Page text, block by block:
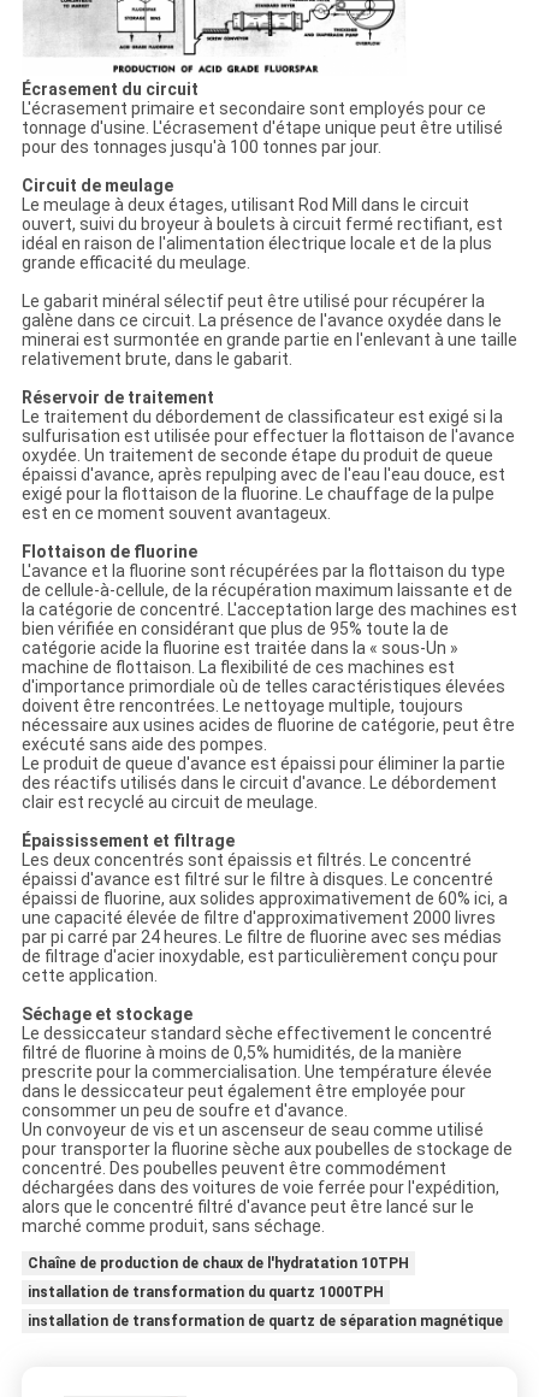
Écrasement du circuit
L'écrasement primaire et secondaire sont employés pour ce
tonnage d'usine. L'écrasement d'étape unique peut être utilisé
pour des tonnages jusqu'à 100 tonnes par jour.
Circuit de meulage
Le meulage à deux étages, utilisant Rod Mill dans le circuit
ouvert, suivi du broyeur à boulets à circuit fermé rectifiant, est
idéal en raison de l'alimentation électrique locale et de la plus
grande efficacité du meulage.
Le gabarit minéral sélectif peut être utilisé pour récupérer la
galène dans ce circuit. La présence de l'avance oxydée dans le
minerai est surmontée en grande partie en l'enlevant à une taille
relativement brute, dans le gabarit.
Réservoir de traitement
Le traitement du débordement de classificateur est exigé si la
sulfurisation est utilisée pour effectuer la flottaison de l'avance
oxydée. Un traitement de seconde étape du produit de queue
épaissi d'avance, après repulping avec de l'eau l'eau douce, est
exigé pour la flottaison de la fluorine. Le chauffage de la pulpe
est en ce moment souvent avantageux.
Flottaison de fluorine
L'avance et la fluorine sont récupérées par la flottaison du type
de cellule-à-cellule, de la récupération maximum laissante et de
la catégorie de concentré. L'acceptation large des machines est
bien vérifiée en considérant que plus de 95% toute la de
catégorie acide la fluorine est traitée dans la « sous-Un »
machine de flottaison. La flexibilité de ces machines est
d'importance primordiale où de telles caractéristiques élevées
doivent être rencontrées. Le nettoyage multiple, toujours
nécessaire aux usines acides de fluorine de catégorie, peut être
exécuté sans aide des pompes.
Le produit de queue d'avance est épaissi pour éliminer la partie
des réactifs utilisés dans le circuit d'avance. Le débordement
clair est recyclé au circuit de meulage.
Épaississement et filtrage
Les deux concentrés sont épaissis et filtrés. Le concentré
épaissi d'avance est filtré sur le filtre à disques. Le concentré
épaissi de fluorine, aux solides approximativement de 60% ici, a
une capacité élevée de filtre d'approximativement 2000 livres
par pi carré par 24 heures. Le filtre de fluorine avec ses médias
de filtrage d'acier inoxydable, est particulièrement conçu pour
cette application.
Séchage et stockage
Le dessiccateur standard sèche effectivement le concentré
filtré de fluorine à moins de 0,5% humidités, de la manière
prescrite pour la commercialisation. Une température élevée
dans le dessiccateur peut également être employée pour
consommer un peu de soufre et d'avance.
Un convoyeur de vis et un ascenseur de seau comme utilisé
pour transporter la fluorine sèche aux poubelles de stockage de
concentré. Des poubelles peuvent être commodément
déchargées dans des voitures de voie ferrée pour l'expédition,
alors que le concentré filtré d'avance peut être lancé sur le
marché comme produit, sans séchage.
Chaîne de production de chaux de l'hydratation 10TPH
installation de transformation du quartz 1000TPH
installation de transformation de quartz de séparation magnétique